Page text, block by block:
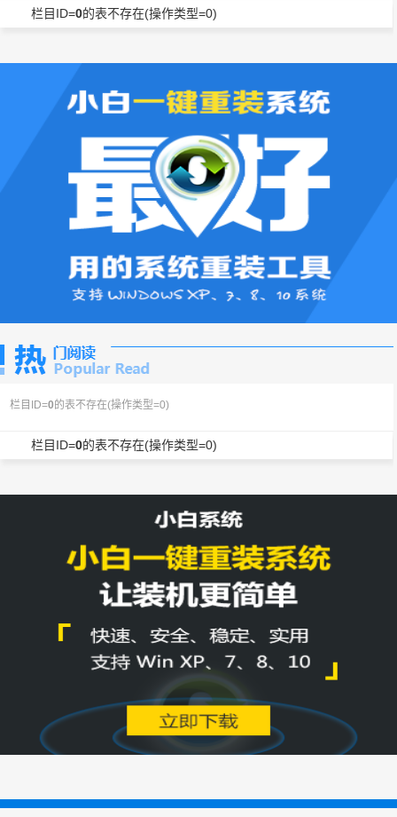
栏目ID=0的表不存在(操作类型=0)
栏目ID=0的表不存在(操作类型=0)
栏目ID=0的表不存在(操作类型=0)